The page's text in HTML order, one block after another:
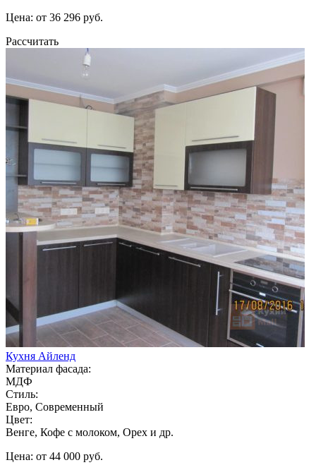
Цена: от 36 296 руб.
Рассчитать
Кухня Айленд
Материал фасада:
МДФ
Стиль:
Евро, Современный
Цвет:
Венге, Кофе с молоком, Орех и др.
Цена: от 44 000 руб.